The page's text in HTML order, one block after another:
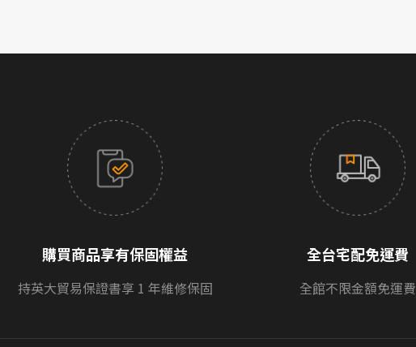
購買商品享有保固權益
持英大貿易保證書享 1 年維修保固
全台宅配免運費
全館不限金額免運費